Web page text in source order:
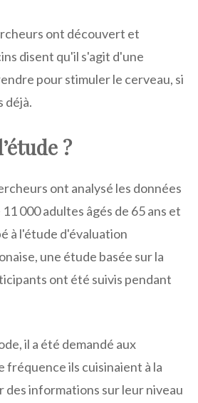
ont découvert et
disent qu'il s'agit d'une
pour stimuler le cerveau, si
déjà.
?
ont analysé les données
000 adultes âgés de 65 ans et
à l'étude d'évaluation
une étude basée sur la
ont été suivis pendant
il a été demandé aux
fréquence ils cuisinaient à la
des informations sur leur niveau